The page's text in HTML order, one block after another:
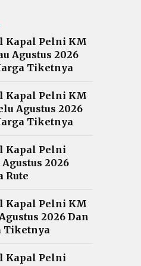
Kapal Pelni KM
Agustus 2026
Tiketnya
Kapal Pelni KM
Agustus 2026
Tiketnya
Kapal Pelni
2026
Rute
Kapal Pelni KM
2026 Dan
Tiketnya
Kapal Pelni